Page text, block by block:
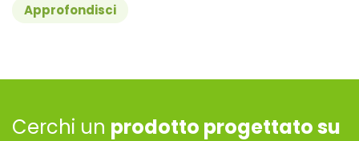
Approfondisci
Cerchi un prodotto progettato su